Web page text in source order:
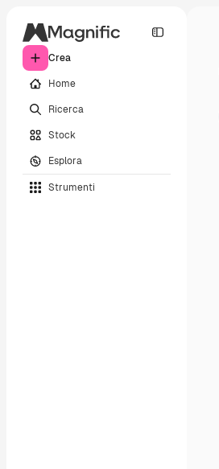
Crea
Home
Ricerca
Stock
Esplora
Strumenti